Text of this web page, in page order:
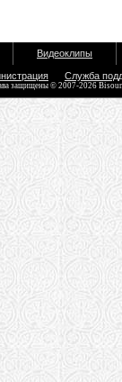
Видеоклипы
Служба
защищены © 2007-2026